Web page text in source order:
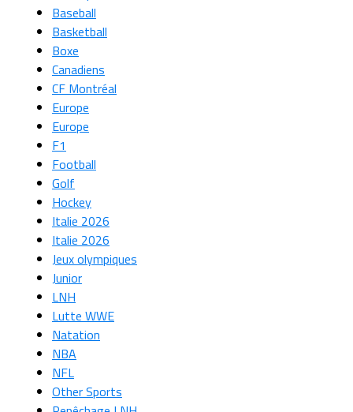
Baseball
Basketball
Boxe
Canadiens
CF Montréal
Europe
Europe
F1
Football
Golf
Hockey
Italie 2026
Italie 2026
Jeux olympiques
Junior
LNH
Lutte WWE
Natation
NBA
NFL
Other Sports